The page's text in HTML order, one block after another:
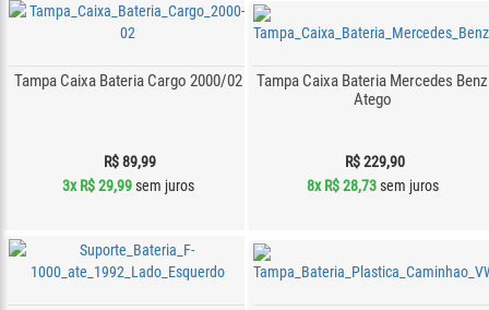
Tampa Caixa Bateria Cargo 2000/02
R$ 89,99
3x R$ 29,99sem juros
Tampa Caixa Bateria Mercedes Benz
Atego
R$ 229,90
8x R$ 28,73sem juros